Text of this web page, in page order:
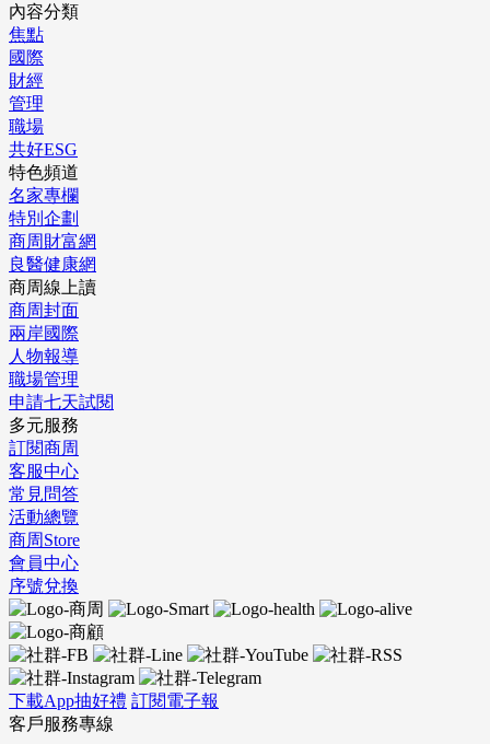
內容分類
焦點
國際
財經
管理
職場
共好ESG
特色頻道
名家專欄
特別企劃
商周財富網
良醫健康網
商周線上讀
商周封面
兩岸國際
人物報導
職場管理
申請七天試閱
多元服務
訂閱商周
客服中心
常見問答
活動總覽
商周Store
會員中心
序號兌換
下載App抽好禮 訂閱電子報
客戶服務專線